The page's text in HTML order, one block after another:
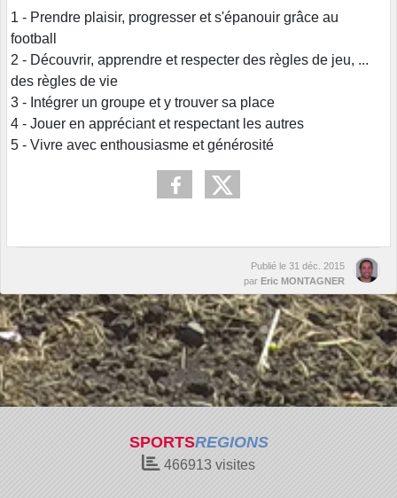
1 - Prendre plaisir, progresser et s'épanouir grâce au
football
2 - Découvrir, apprendre et respecter des règles de jeu, ...
des règles de vie
3 - Intégrer un groupe et y trouver sa place
4 - Jouer en appréciant et respectant les autres
5 - Vivre avec enthousiasme et générosité
Publié le 31 déc. 2015
par Eric MONTAGNER
SPORTSREGIONS
466913 visites